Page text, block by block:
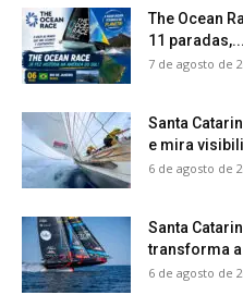
The Ocean
11 paradas,...
7 de agosto de
Santa
e mira
6 de agosto de
Santa
transforma
6 de agosto de